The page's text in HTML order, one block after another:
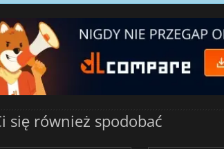
się również spodobać